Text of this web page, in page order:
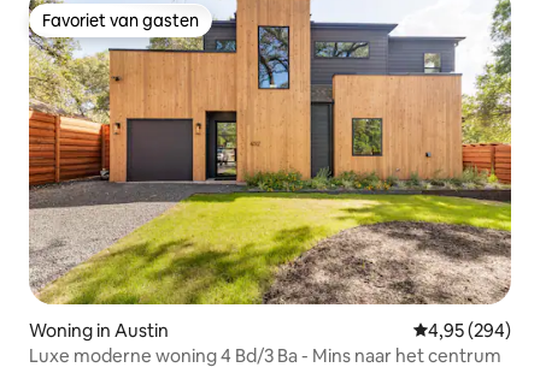
Favoriet van gasten
Favoriet van gasten
Woning in Austin Gemiddelde
4,95 (294)
Luxe moderne woning 4 Bd/3 Ba - Mins naar het centrum